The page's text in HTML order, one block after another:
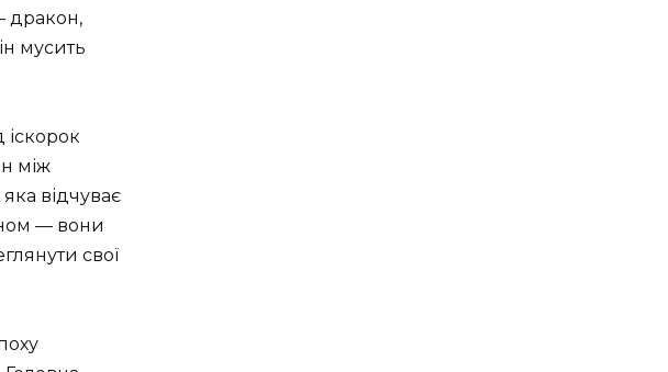
дракон,
мусить
іскорок
між
відчуває
— вони
свої